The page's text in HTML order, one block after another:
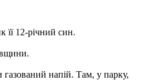
її 12-річний син.
напій. Там, у парку,